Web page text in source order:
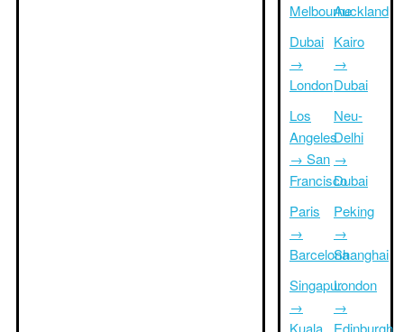
Melbourne
Dubai
→
London
Los
Angeles
→ San
Francisco
Paris
→
Barcelona
Singapur
→
Kuala
Auckland
Kairo
→
Dubai
Neu-
Delhi
→
Dubai
Peking
→
Shanghai
London
→
Edinburgh